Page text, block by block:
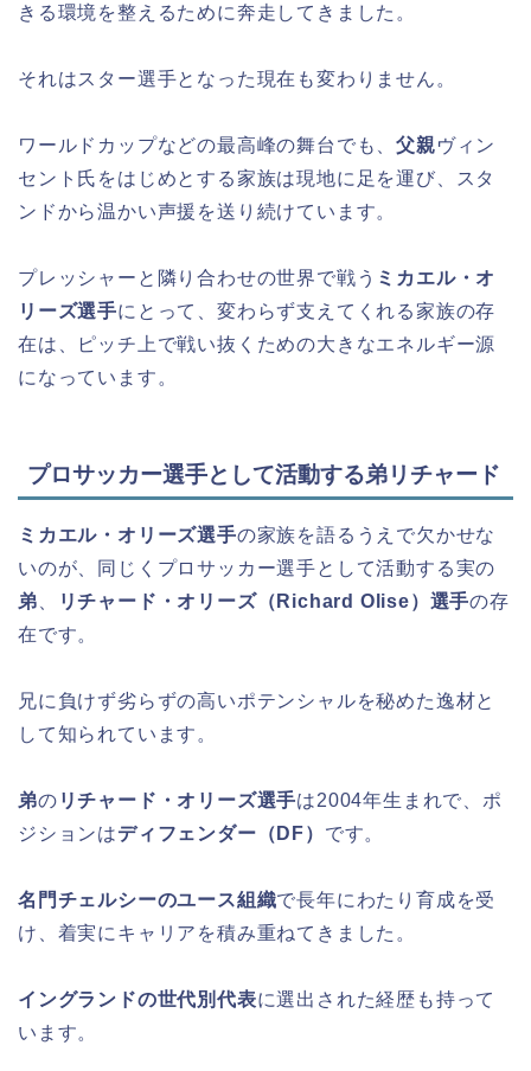
きる環境を整えるために奔走してきました。
それはスター選手となった現在も変わりません。
ワールドカップなどの最高峰の舞台でも、父親ヴィン
セント氏をはじめとする家族は現地に足を運び、スタ
ンドから温かい声援を送り続けています。
プレッシャーと隣り合わせの世界で戦う ミカエル・オ
リーズ選手にとって、変わらず支えてくれる家族の存
在は、ピッチ上で戦い抜くための大きなエネルギー源
になっています。
プロサッカー選手として活動する弟リチャード
ミカエル・オリーズ選手の家族を語るうえで欠かせな
いのが、同じくプロサッカー選手として活動する実の
弟
リチャード・オリーズ（Richard Olise）選手の存
在です。
兄に負けず劣らずの高いポテンシャルを秘めた逸材と
して知られています。
弟の リチャード・オリーズ選手は2004年生まれで、ポ
ジションはディフェンダー（DF） です。
名門チェルシーのユース組織で長年にわたり育成を受
け、着実にキャリアを積み重ねてきました。
イングランドの世代別代表に選出された経歴も持って
います。